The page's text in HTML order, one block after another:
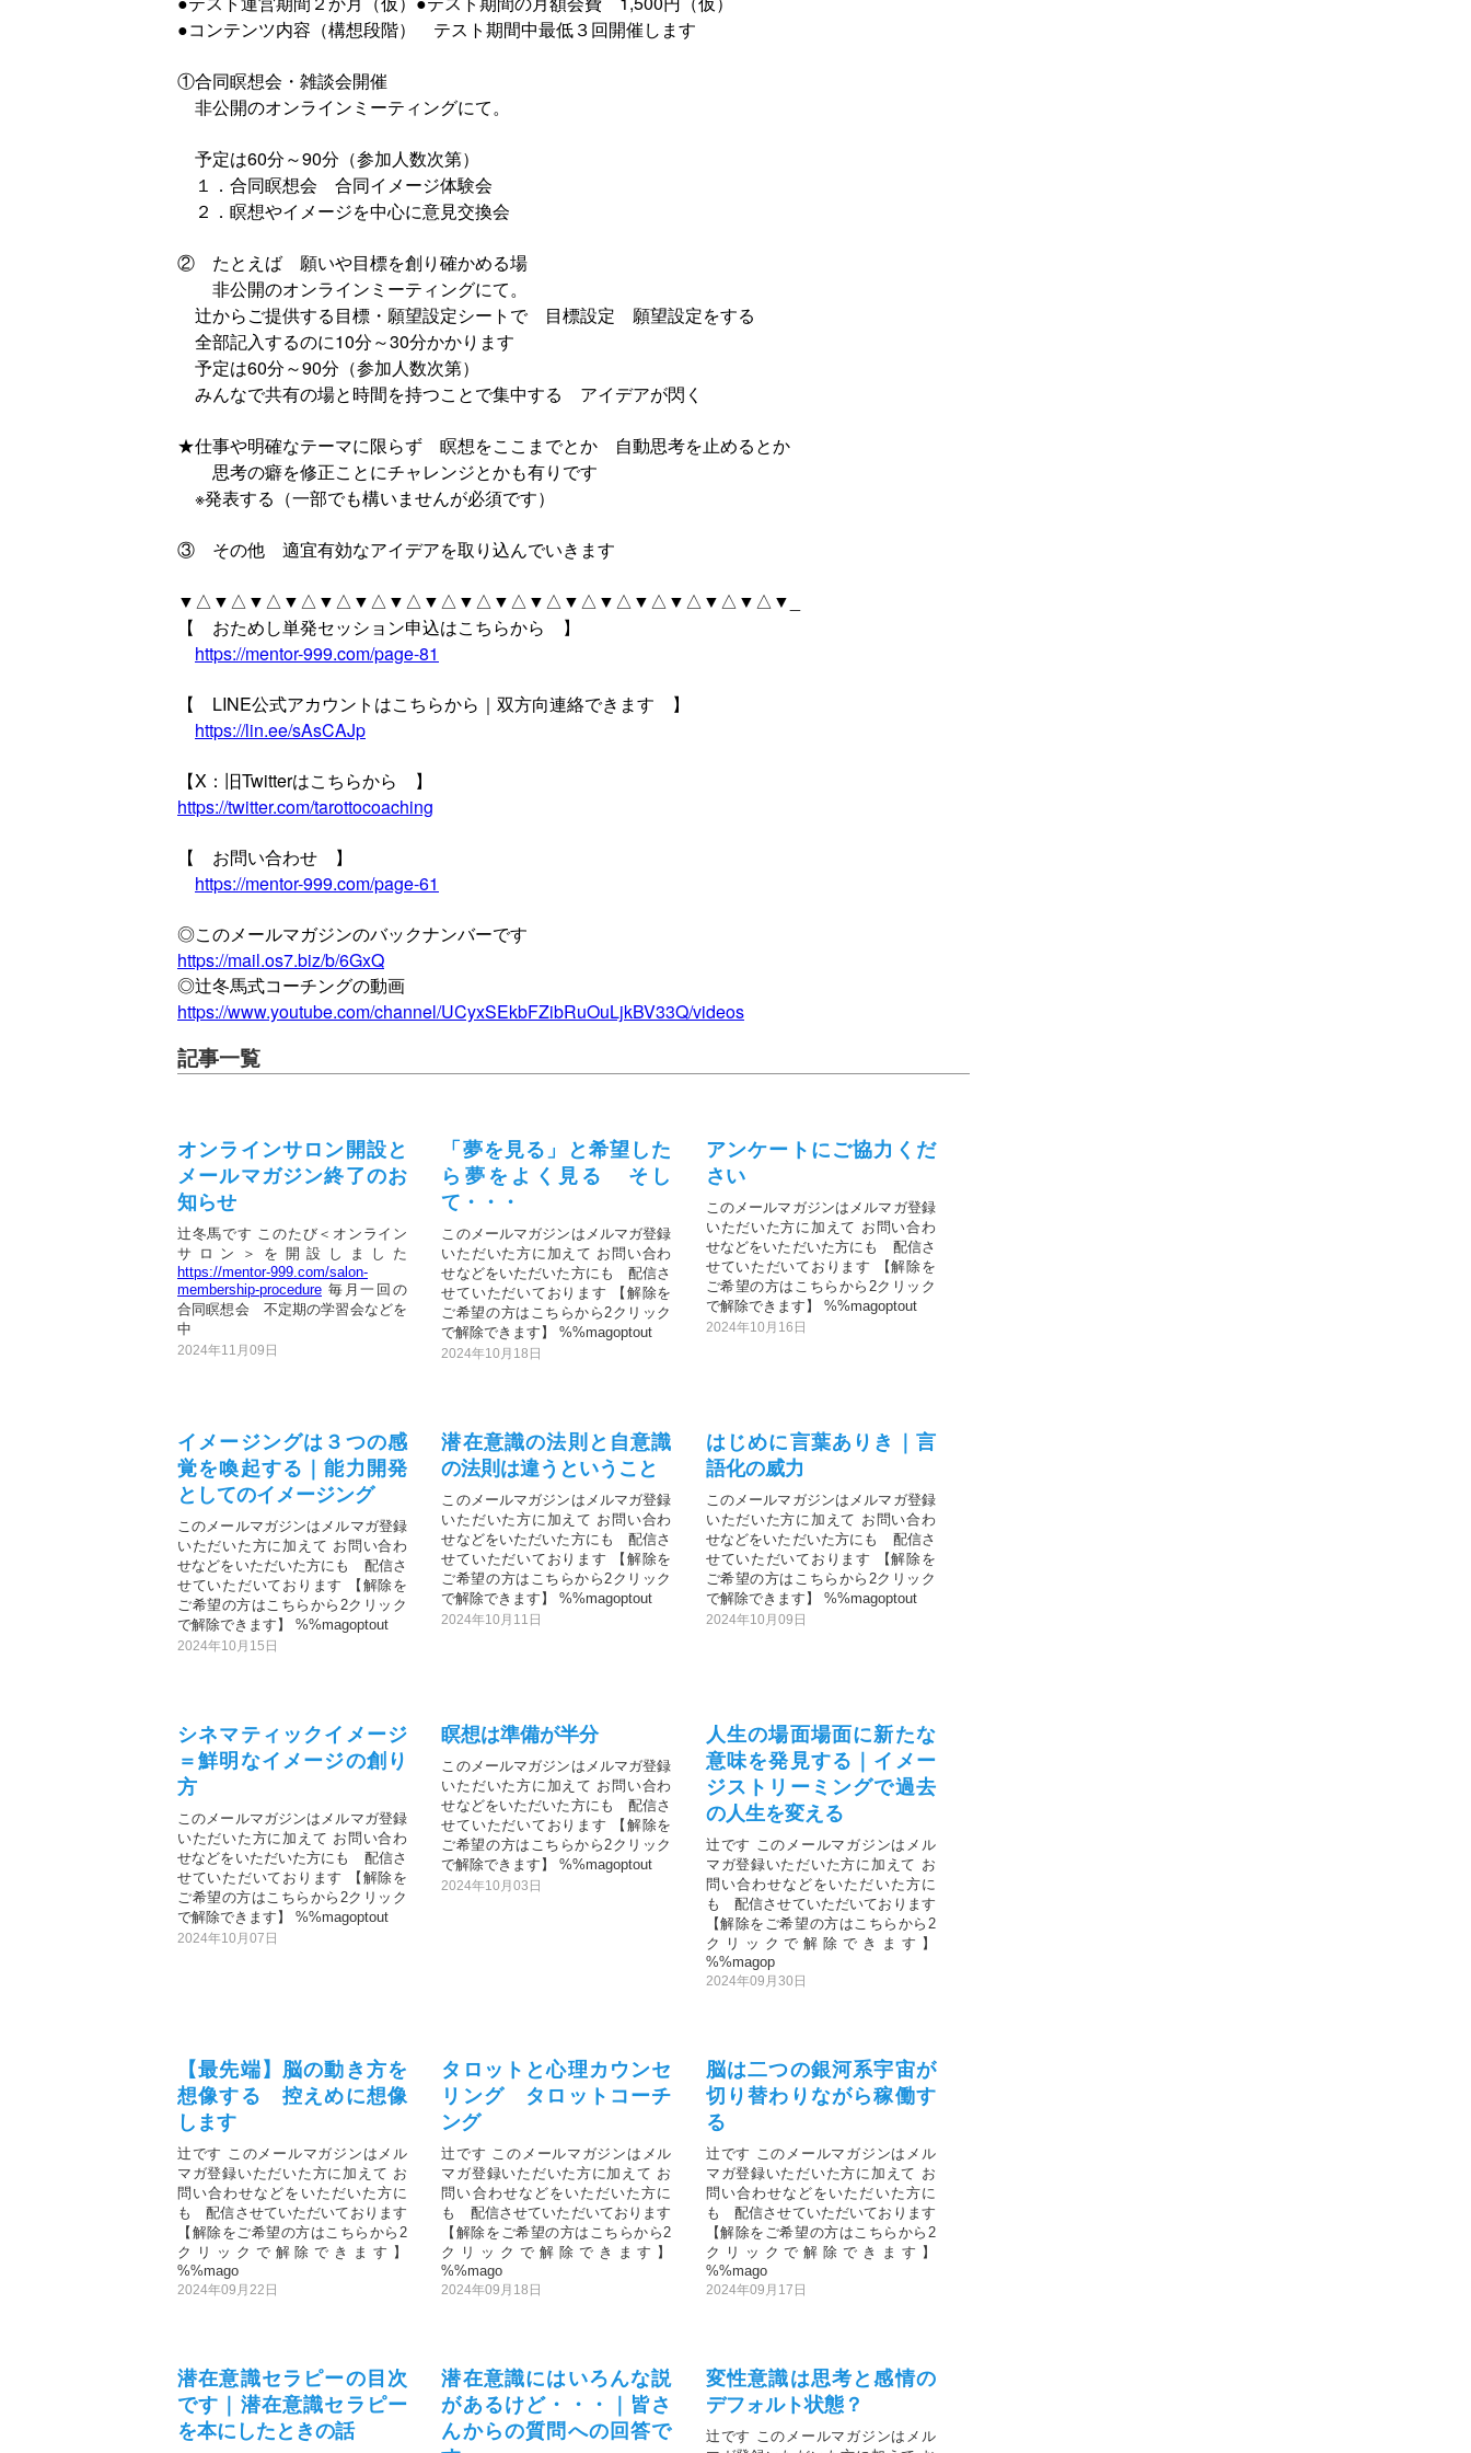
●コンテンツ内容（構想段階） テスト期間中最低３回開催します
①合同瞑想会・雑談会開催
非公開のオンラインミーティングにて。
予定は60分～90分（参加人数次第）
１．合同瞑想会 合同イメージ体験会
２．瞑想やイメージを中心に意見交換会
② たとえば 願いや目標を創り確かめる場
非公開のオンラインミーティングにて。
辻からご提供する目標・願望設定シートで 目標設定 願望設定をする
全部記入するのに10分～30分かかります
予定は60分～90分（参加人数次第）
みんなで共有の場と時間を持つことで集中する アイデアが閃く
★仕事や明確なテーマに限らず 瞑想をここまでとか 自動思考を止めるとか
思考の癖を修正ことにチャレンジとかも有りです
※発表する（一部でも構いませんが必須です）
③ その他 適宜有効なアイデアを取り込んでいきます
▼△▼△▼△▼△▼△▼△▼△▼△▼△▼△▼△▼△▼△▼△▼△▼△▼△▼_
【 おためし単発セッション申込はこちらから 】
https://mentor-999.com/page-81
【 LINE公式アカウントはこちらから｜双方向連絡できます 】
https://lin.ee/sAsCAJp
【X：旧Twitterはこちらから 】
https://twitter.com/tarottocoaching
【 お問い合わせ 】
https://mentor-999.com/page-61
◎このメールマガジンのバックナンバーです
https://mail.os7.biz/b/6GxQ
◎辻冬馬式コーチングの動画
https://www.youtube.com/channel/UCyxSEkbFZibRuOuLjkBV33Q/videos
記事一覧
オンラインサロン開設と
メールマガジン終了のお
知らせ
辻冬馬です このたび＜オンライン
サロン＞を開設しました
https://mentor-999.com/salon-
membership-procedure 毎月一回の
合同瞑想会 不定期の学習会などを
中
2024年11月09日
「夢を見る」と希望した
ら夢をよく見る そし
て・・・
このメールマガジンはメルマガ登録
いただいた方に加えて お問い合わ
せなどをいただいた方にも 配信さ
せていただいております 【解除を
ご希望の方はこちらから2クリック
で解除できます】 %%magoptout
2024年10月18日
アンケートにご協力くだ
さい
このメールマガジンはメルマガ登録
いただいた方に加えて お問い合わ
せなどをいただいた方にも 配信さ
せていただいております 【解除を
ご希望の方はこちらから2クリック
で解除できます】 %%magoptout
2024年10月16日
イメージングは３つの感
覚を喚起する｜能力開発
としてのイメージング
このメールマガジンはメルマガ登録
いただいた方に加えて お問い合わ
せなどをいただいた方にも 配信さ
せていただいております 【解除を
ご希望の方はこちらから2クリック
で解除できます】 %%magoptout
2024年10月15日
潜在意識の法則と自意識
の法則は違うということ
このメールマガジンはメルマガ登録
いただいた方に加えて お問い合わ
せなどをいただいた方にも 配信さ
せていただいております 【解除を
ご希望の方はこちらから2クリック
で解除できます】 %%magoptout
2024年10月11日
はじめに言葉ありき｜言
語化の威力
このメールマガジンはメルマガ登録
いただいた方に加えて お問い合わ
せなどをいただいた方にも 配信さ
せていただいております 【解除を
ご希望の方はこちらから2クリック
で解除できます】 %%magoptout
2024年10月09日
シネマティックイメージ
＝鮮明なイメージの創り
方
このメールマガジンはメルマガ登録
いただいた方に加えて お問い合わ
せなどをいただいた方にも 配信さ
せていただいております 【解除を
ご希望の方はこちらから2クリック
で解除できます】 %%magoptout
2024年10月07日
瞑想は準備が半分
このメールマガジンはメルマガ登録
いただいた方に加えて お問い合わ
せなどをいただいた方にも 配信さ
せていただいております 【解除を
ご希望の方はこちらから2クリック
で解除できます】 %%magoptout
2024年10月03日
人生の場面場面に新たな
意味を発見する｜イメー
ジストリーミングで過去
の人生を変える
辻です このメールマガジンはメル
マガ登録いただいた方に加えて お
問い合わせなどをいただいた方に
も 配信させていただいております
【解除をご希望の方はこちらから2
クリックで解除できます】
%%magop
2024年09月30日
【最先端】脳の動き方を
想像する 控えめに想像
します
辻です このメールマガジンはメル
マガ登録いただいた方に加えて お
問い合わせなどをいただいた方に
も 配信させていただいております
【解除をご希望の方はこちらから2
クリックで解除できます】
%%mago
2024年09月22日
タロットと心理カウンセ
リング タロットコーチ
ング
辻です このメールマガジンはメル
マガ登録いただいた方に加えて お
問い合わせなどをいただいた方に
も 配信させていただいております
【解除をご希望の方はこちらから2
クリックで解除できます】
%%mago
2024年09月18日
脳は二つの銀河系宇宙が
切り替わりながら稼働す
る
辻です このメールマガジンはメル
マガ登録いただいた方に加えて お
問い合わせなどをいただいた方に
も 配信させていただいております
【解除をご希望の方はこちらから2
クリックで解除できます】
%%mago
2024年09月17日
潜在意識セラピーの目次
です｜潜在意識セラピー
を本にしたときの話
潜在意識にはいろんな説
があるけど・・・｜皆さ
んからの質問への回答で
変性意識は思考と感情の
デフォルト状態？
辻です このメールマガジンはメル